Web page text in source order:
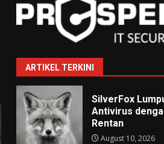
ARTIKEL TERKINI
SilverFox
Antivirus
Rentan
August 10, 2026